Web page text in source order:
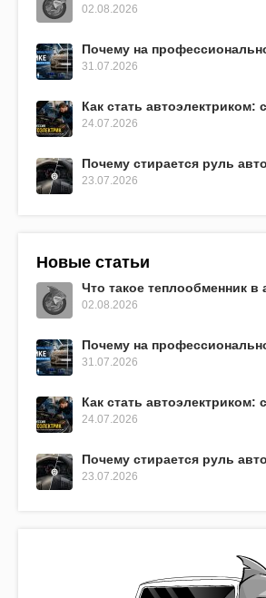
02.08.2026
Почему на
31.07.2026
Как стать автоэлектриком:
24.07.2026
Почему стирается руль
23.07.2026
Новые статьи
Что такое теплообменник в
02.08.2026
Почему на
31.07.2026
Как стать автоэлектриком:
24.07.2026
Почему стирается руль
23.07.2026